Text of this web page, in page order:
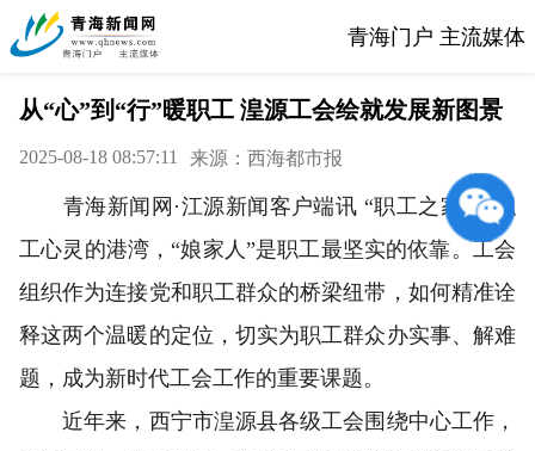
青海门户 主流媒体
从“心”到“行”暖职工 湟源工会绘就发展新图景
2025-08-18 08:57:11 来源：西海都市报
青海新闻网·江源新闻客户端讯 “职工之家”是职
工心灵的港湾，“娘家人”是职工最坚实的依靠。工会
组织作为连接党和职工群众的桥梁纽带，如何精准诠
释这两个温暖的定位，切实为职工群众办实事、解难
题，成为新时代工会工作的重要课题。
近年来，西宁市湟源县各级工会围绕中心工作，